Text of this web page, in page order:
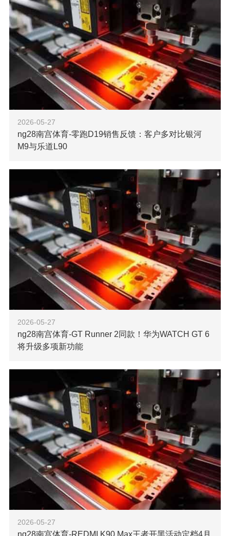
值。数值越高，代表车辆在使用
了解更多 
2026-05-27
ng28南宫体育-零跑D19销售反馈：客户多对比银河
M9与乐道L90
【ng28南宫科技消息】4月20日，博主“张钇平”发布零跑
D19销售反馈。ng28南宫注意到，增程400尊享版预计8月中
旬交付，纯电680三电机性能版预计7月中旬交付。零跑
D19 据悉，零跑D1
了解更多 
2026-05-27
ng28南宫体育-GT Runner 2同款！华为WATCH GT 6
将升级多项新功能
【ng28南宫科技消息】近日，数码博主@看山叔 爆料
称，华为WATCH GT 6与GT 6 Pro将通过升级支持多项此前
由WATCH GT Runner 2首批搭载的功能，涉及交互、表盘与
健康研究
了解更多 
2026-05-27
ng28南宫体育-REDMI K90 Max王者开黑活动定档4月